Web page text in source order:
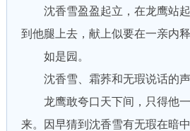
沈香雪盈盈起立，在龙鹰站起
到他腿上去，献上似要在一亲内
如是园。
沈香雪、霜荞和无瑕说话的声
龙鹰敢夸口天下间，只得他一
来。因早猜到沈香雪有无瑕在暗